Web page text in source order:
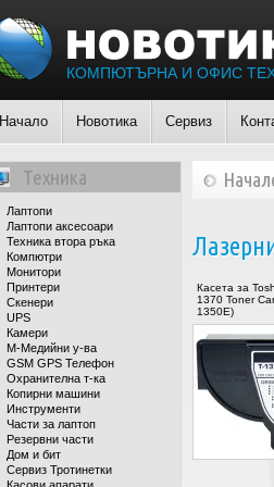
КОМПЮТЪРНА И ОФИС
Начало Новотика Сервиз
Техника
Лаптопи
Лаптопи аксесоари
Техника втора ръка
Компютри
Монитори
Принтери
Скенери
UPS
Камери
М-Медийни у-ва
GSM GPS Телефон
Охранителна т-ка
Копирни машини
Инструменти
Части за лаптоп
Резервни части
Дом и бит
Сервиз Тротинетки
Касета за
1370 Toner
1350E)